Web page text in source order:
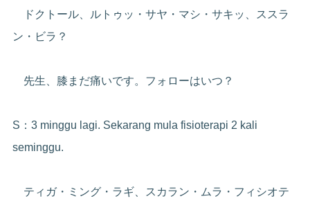
ドクトール、ルトゥッ・サヤ・マシ・サキッ、ススラ
ン・ビラ？
先生、膝まだ痛いです。フォローはいつ？
S：3 minggu lagi. Sekarang mula fisioterapi 2 kali
seminggu.
ティガ・ミング・ラギ、スカラン・ムラ・フィシオテ